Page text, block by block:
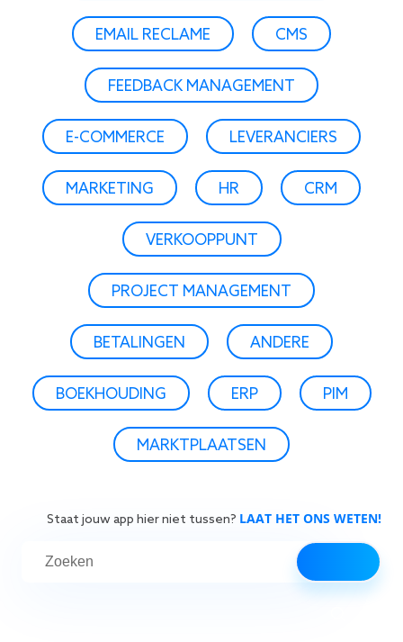
Staat jouw app hier niet tussen? LAAT HET ONS WETEN!
EMAIL RECLAME CMS
FEEDBACK MANAGEMENT
E-COMMERCE LEVERANCIERS
MARKETING HR CRM
VERKOOPPUNT
PROJECT MANAGEMENT
BETALINGEN ANDERE
BOEKHOUDING ERP PIM
MARKTPLAATSEN